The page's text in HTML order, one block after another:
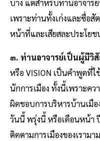
บ้าง แต่สําหรับท่านอาจาร
เพราะท่านทั้งเก่งและซื่อ
หน้าที่และเสียสละประโยช
๓. ท่านอาจารย์เป็นผู้มีวิ
หรือ VISION เป็นคําพูดที่
นักการเมือง ทั้งนี้เพราะค
ผิดชอบการบริหารบ้านเมือ
วันนี้ พรุ่งนี้ หรือเดือนหน้า
ติดตามการเมืองของเราม